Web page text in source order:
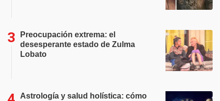
Preocupación extrema: el
desesperante estado de Zulma
Lobato
Astrología y salud holística: cómo